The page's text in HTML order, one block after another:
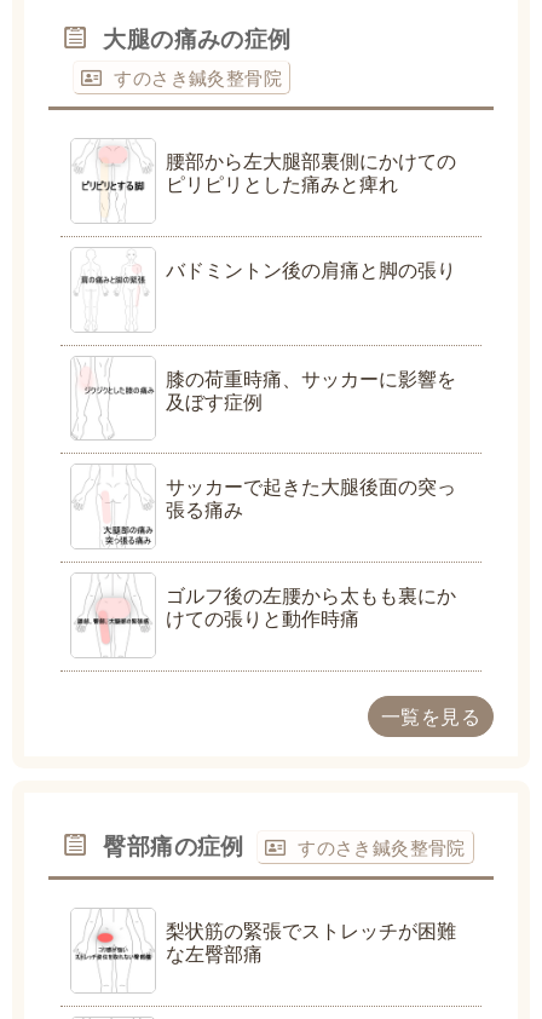
大腿の痛みの症例
すのさき鍼灸整骨院
腰部から左大腿部裏側にかけての
ピリピリとした痛みと痺れ
バドミントン後の肩痛と脚の張り
膝の荷重時痛、サッカーに影響を
及ぼす症例
サッカーで起きた大腿後面の突っ
張る痛み
ゴルフ後の左腰から太もも裏にか
けての張りと動作時痛
一覧を見る
臀部痛の症例 すのさき鍼灸整骨院
梨状筋の緊張でストレッチが困難
な左臀部痛